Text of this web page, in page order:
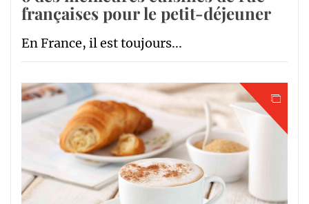
françaises pour le petit-déjeuner
En France, il est toujours...